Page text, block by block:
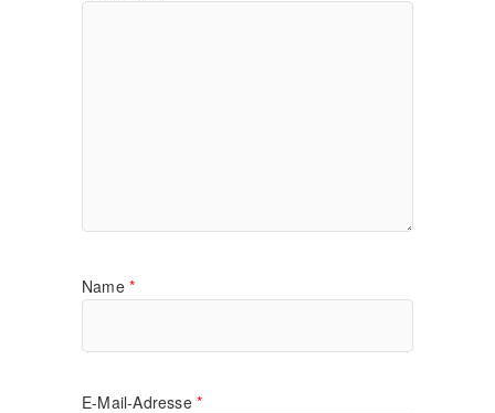
Name *
E-Mail-Adresse *